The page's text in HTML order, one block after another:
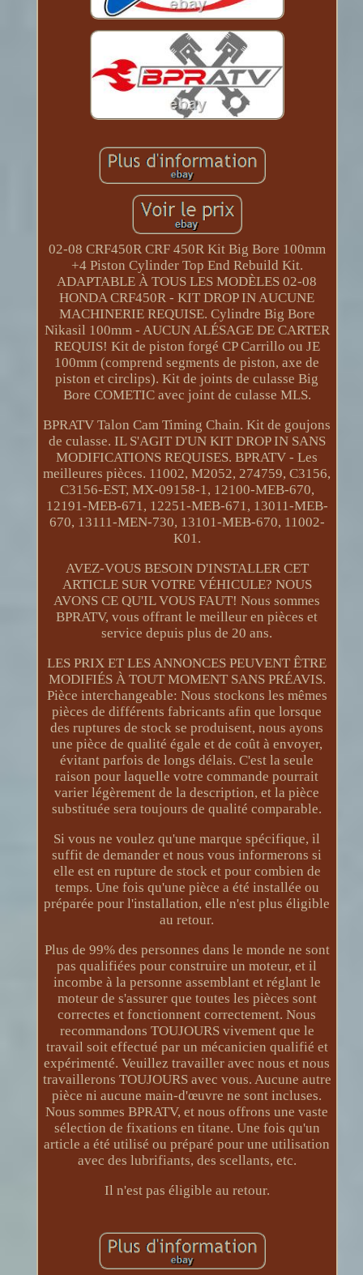
02-08 CRF450R CRF 450R Kit Big Bore 100mm
+4 Piston Cylinder Top End Rebuild Kit.
ADAPTABLE À TOUS LES MODÈLES 02-08
HONDA CRF450R - KIT DROP IN AUCUNE
MACHINERIE REQUISE. Cylindre Big Bore
Nikasil 100mm - AUCUN ALÉSAGE DE CARTER
REQUIS! Kit de piston forgé CP Carrillo ou JE
100mm (comprend segments de piston, axe de
piston et circlips). Kit de joints de culasse Big
Bore COMETIC avec joint de culasse MLS.
BPRATV Talon Cam Timing Chain. Kit de goujons
de culasse. IL S'AGIT D'UN KIT DROP IN SANS
MODIFICATIONS REQUISES. BPRATV - Les
meilleures pièces. 11002, M2052, 274759, C3156,
C3156-EST, MX-09158-1, 12100-MEB-670,
12191-MEB-671, 12251-MEB-671, 13011-MEB-
670, 13111-MEN-730, 13101-MEB-670, 11002-
K01.
AVEZ-VOUS BESOIN D'INSTALLER CET
ARTICLE SUR VOTRE VÉHICULE? NOUS
AVONS CE QU'IL VOUS FAUT! Nous sommes
BPRATV, vous offrant le meilleur en pièces et
service depuis plus de 20 ans.
LES PRIX ET LES ANNONCES PEUVENT ÊTRE
MODIFIÉS À TOUT MOMENT SANS PRÉAVIS.
Pièce interchangeable: Nous stockons les mêmes
pièces de différents fabricants afin que lorsque
des ruptures de stock se produisent, nous ayons
une pièce de qualité égale et de coût à envoyer,
évitant parfois de longs délais. C'est la seule
raison pour laquelle votre commande pourrait
varier légèrement de la description, et la pièce
substituée sera toujours de qualité comparable.
Si vous ne voulez qu'une marque spécifique, il
suffit de demander et nous vous informerons si
elle est en rupture de stock et pour combien de
temps. Une fois qu'une pièce a été installée ou
préparée pour l'installation, elle n'est plus éligible
au retour.
Plus de 99% des personnes dans le monde ne sont
pas qualifiées pour construire un moteur, et il
incombe à la personne assemblant et réglant le
moteur de s'assurer que toutes les pièces sont
correctes et fonctionnent correctement. Nous
recommandons TOUJOURS vivement que le
travail soit effectué par un mécanicien qualifié et
expérimenté. Veuillez travailler avec nous et nous
travaillerons TOUJOURS avec vous. Aucune autre
pièce ni aucune main-d'œuvre ne sont incluses.
Nous sommes BPRATV, et nous offrons une vaste
sélection de fixations en titane. Une fois qu'un
article a été utilisé ou préparé pour une utilisation
avec des lubrifiants, des scellants, etc.
Il n'est pas éligible au retour.